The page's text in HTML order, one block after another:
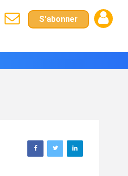
S'abonner